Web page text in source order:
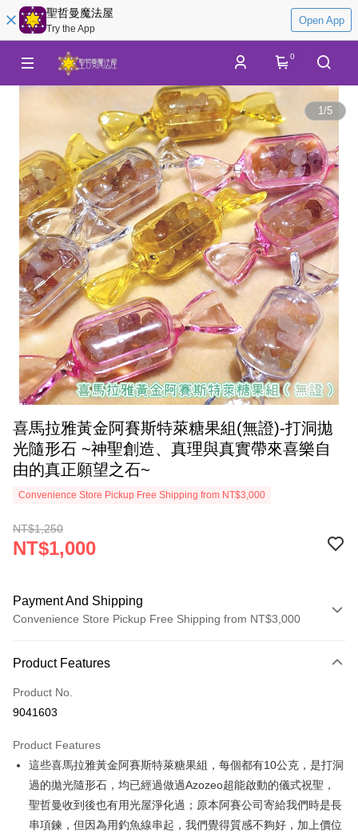
聖哲曼魔法屋
Try the App
Open App
0
1/5
喜馬拉雅黃金阿賽斯特萊糖果組(無證)-打洞拋
光隨形石 ~神聖創造、真理與真實帶來喜樂自
由的真正願望之石~
Convenience Store Pickup Free Shipping from NT$3,000
NT$1,250
NT$1,000
Payment And Shipping
Convenience Store Pickup Free Shipping from NT$3,000
Credit Card (Full Payment)
Convenience Store Pickup and Pay
Apple Pay
JKOPAY
Easy Wallet
Product Features
Product No.
9041603
Product Features
這些喜馬拉雅黃金阿賽斯特萊糖果組，每個都有10公克，是打洞
過的拋光隨形石，均已經過做過Azozeo超能啟動的儀式祝聖，
聖哲曼收到後也有用光屋淨化過；原本阿賽公司寄給我們時是長
串項鍊，但因為用釣魚線串起，我們覺得質感不夠好，加上價位